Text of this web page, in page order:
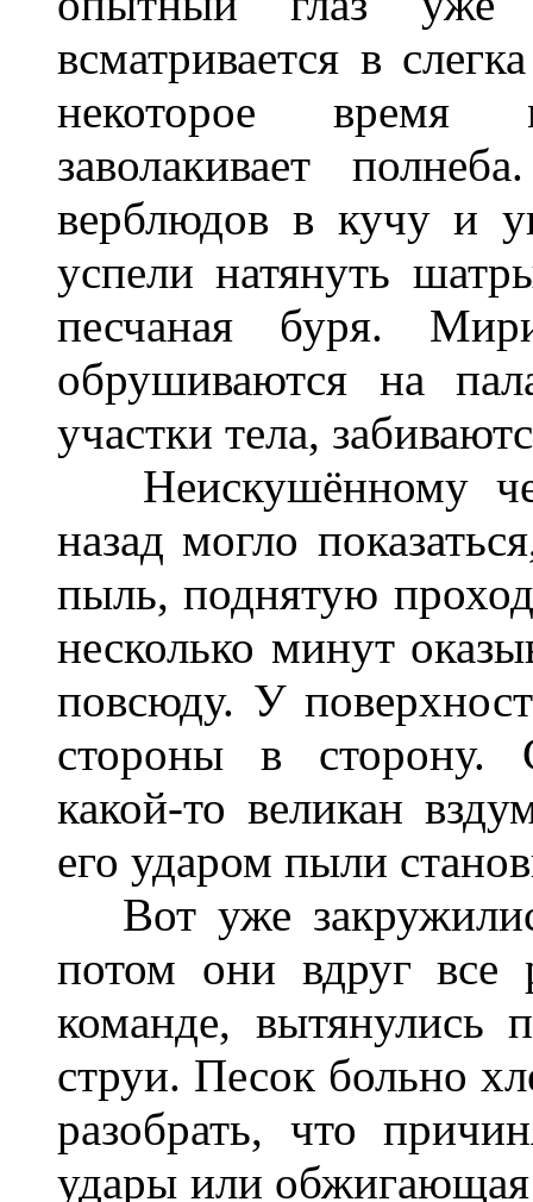
всматривается в
некоторое время
заволакивает
верблюдов в кучу и
успели натянуть
песчаная буря.
обрушиваются на
участки тела,
Неискушённому
назад могло
пыль, поднятую
несколько минут
повсюду. У
стороны в сторону.
какой-то великан
его ударом пыли
Вот уже
потом они вдруг все
команде, вытянулись
струи. Песок больно
разобрать, что
удары или обжигающая